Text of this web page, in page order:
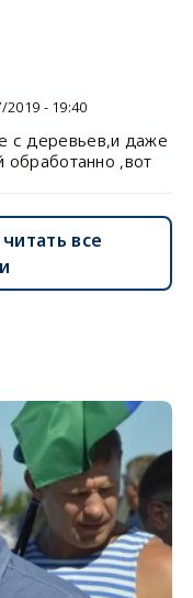
2019 - 19:40
с деревьев,и даже
обработанно ,вот
все